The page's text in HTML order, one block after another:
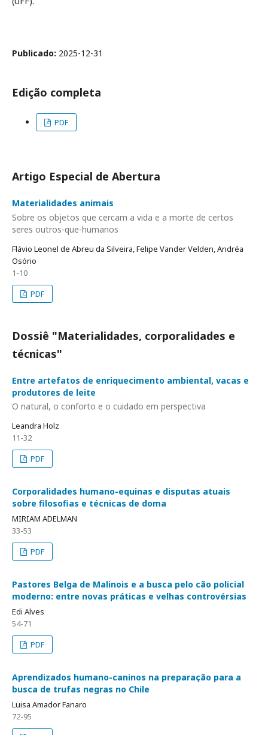
Publicado: 2025-12-31
Edição completa
PDF
Artigo Especial de Abertura
Materialidades animais
Sobre os objetos que cercam a vida e a morte de certos
seres outros-que-humanos
Flávio Leonel de Abreu da Silveira, Felipe Vander Velden, Andréa
Osório
1-10
PDF
Dossiê "Materialidades, corporalidades e
técnicas"
Entre artefatos de enriquecimento ambiental, vacas e
produtores de leite
O natural, o conforto e o cuidado em perspectiva
Leandra Holz
11-32
PDF
Corporalidades humano-equinas e disputas atuais
sobre filosofias e técnicas de doma
MIRIAM ADELMAN
33-53
PDF
Pastores Belga de Malinois e a busca pelo cão policial
moderno: entre novas práticas e velhas controvérsias
Edi Alves
54-71
PDF
Aprendizados humano-caninos na preparação para a
busca de trufas negras no Chile
Luisa Amador Fanaro
72-95